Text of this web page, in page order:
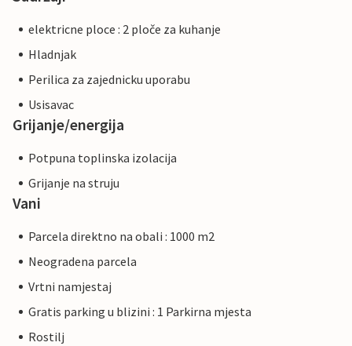
elektricne ploce : 2 ploče za kuhanje
Hladnjak
Perilica za zajednicku uporabu
Usisavac
Grijanje/energija
Potpuna toplinska izolacija
Grijanje na struju
Vani
Parcela direktno na obali : 1000 m2
Neogradena parcela
Vrtni namjestaj
Gratis parking u blizini : 1 Parkirna mjesta
Rostilj